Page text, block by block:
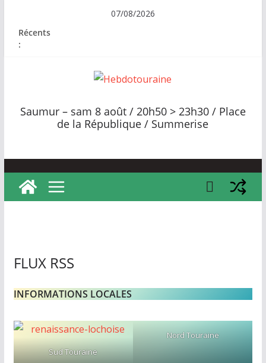
contenu
07/08/2026
Récents
:
e
b
o
t
u
e
v
s
Saumur – sam 8 août / 20h50 > 23h30 / Place
de la République / Summerise
FLUX RSS
INFORMATIONS LOCALES
Sud Touraine
Nord Touraine